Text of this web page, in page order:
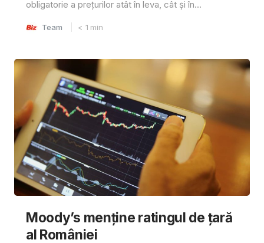
obligatorie a prețurilor atât în ​​leva, cât și în...
Team < 1 min
Moody’s menține ratingul de țară
al României